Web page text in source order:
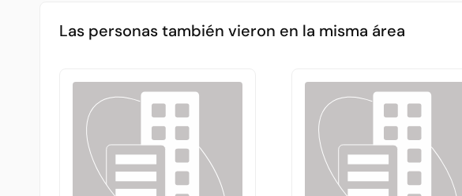
Las personas también vieron en la misma área